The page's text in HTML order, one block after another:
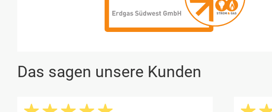
Das sagen unsere Kunden